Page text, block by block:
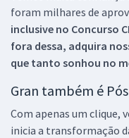
foram milhares de
inclusive no Concurso
fora dessa, adquira
que tanto sonhou no
Gran também é
Com apenas um clique,
inicia a transformação